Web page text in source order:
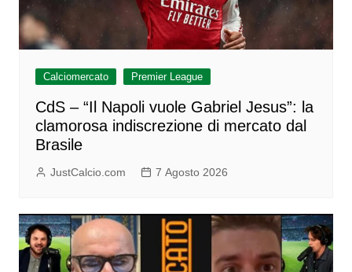
Calciomercato Premier League
CdS – “Il Napoli vuole Gabriel Jesus”: la
clamorosa indiscrezione di mercato dal
Brasile
JustCalcio.com 7 Agosto 2026